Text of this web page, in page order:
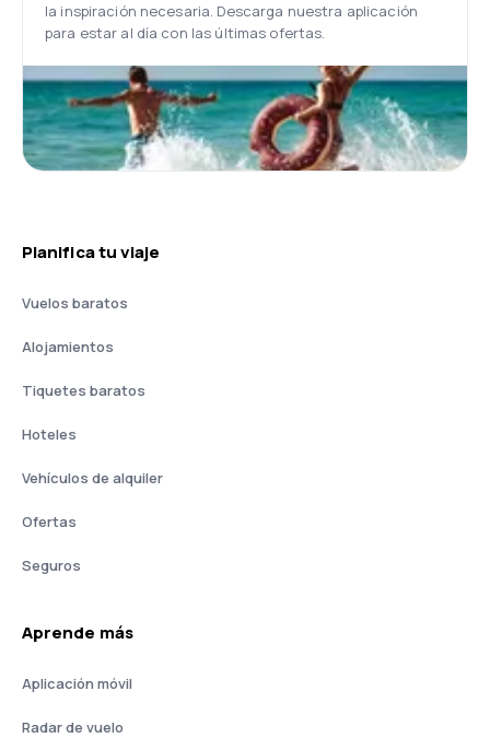
la inspiración necesaria. Descarga nuestra aplicación
para estar al día con las últimas ofertas.
Planifica tu viaje
Vuelos baratos
Alojamientos
Tiquetes baratos
Hoteles
Vehículos de alquiler
Ofertas
Seguros
Aprende más
Aplicación móvil
Radar de vuelo